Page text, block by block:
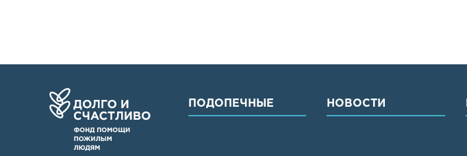
ПОДОПЕЧНЫЕ НОВОСТИ